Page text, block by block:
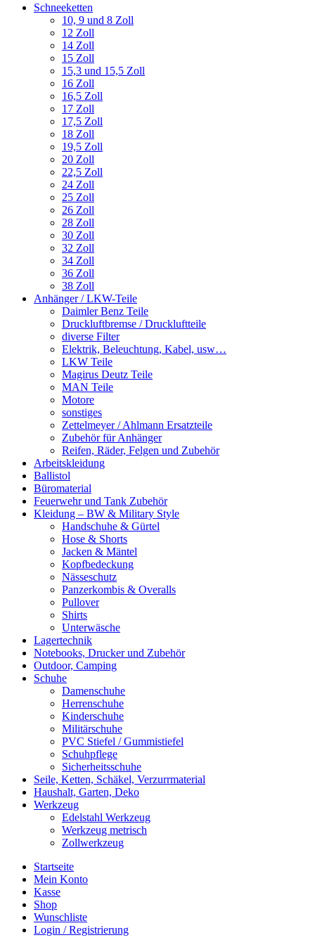
Schneeketten
10, 9 und 8 Zoll
12 Zoll
14 Zoll
15 Zoll
15,3 und 15,5 Zoll
16 Zoll
16,5 Zoll
17 Zoll
17,5 Zoll
18 Zoll
19,5 Zoll
20 Zoll
22,5 Zoll
24 Zoll
25 Zoll
26 Zoll
28 Zoll
30 Zoll
32 Zoll
34 Zoll
36 Zoll
38 Zoll
Anhänger / LKW-Teile
Daimler Benz Teile
Druckluftbremse / Druckluftteile
diverse Filter
Elektrik, Beleuchtung, Kabel, usw…
LKW Teile
Magirus Deutz Teile
MAN Teile
Motore
sonstiges
Zettelmeyer / Ahlmann Ersatzteile
Zubehör für Anhänger
Reifen, Räder, Felgen und Zubehör
Arbeitskleidung
Ballistol
Büromaterial
Feuerwehr und Tank Zubehör
Kleidung – BW & Military Style
Handschuhe & Gürtel
Hose & Shorts
Jacken & Mäntel
Kopfbedeckung
Nässeschutz
Panzerkombis & Overalls
Pullover
Shirts
Unterwäsche
Lagertechnik
Notebooks, Drucker und Zubehör
Outdoor, Camping
Schuhe
Damenschuhe
Herrenschuhe
Kinderschuhe
Militärschuhe
PVC Stiefel / Gummistiefel
Schuhpflege
Sicherheitsschuhe
Seile, Ketten, Schäkel, Verzurrmaterial
Haushalt, Garten, Deko
Werkzeug
Edelstahl Werkzeug
Werkzeug metrisch
Zollwerkzeug
Startseite
Mein Konto
Kasse
Shop
Wunschliste
Login / Registrierung